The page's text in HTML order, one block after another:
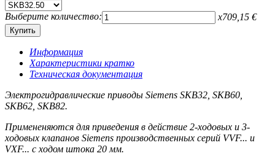
Выберите количество: x709,15 €
Информация
Характеристики кратко
Техническая документация
Электрогидравлические приводы Siemens SKB32, SKB60,
SKB62, SKB82.
Примененяются для приведения в действие 2-ходовых и 3-
ходовых клапанов Siemens производственных серий VVF... и
VXF... с ходом штока 20 мм.